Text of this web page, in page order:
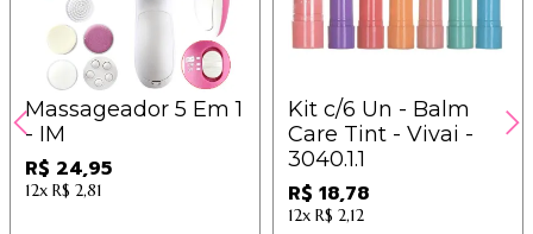
Massageador 5 Em 1
- IM
R$ 24,95
12x R$ 2,81
Kit c/6 Un - Balm
Care Tint - Vivai -
3040.1.1
R$ 18,78
12x R$ 2,12